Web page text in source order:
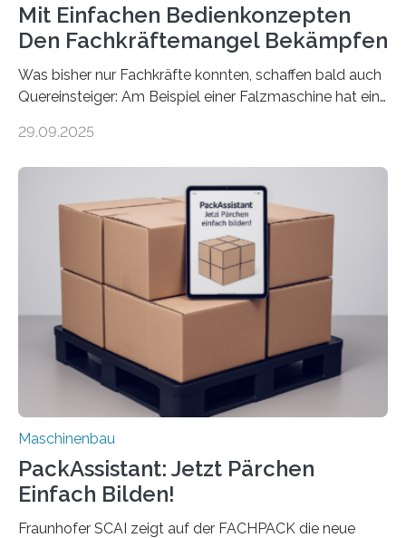
Mit Einfachen Bedienkonzepten
Den Fachkräftemangel Bekämpfen
Was bisher nur Fachkräfte konnten, schaffen bald auch
Quereinsteiger: Am Beispiel einer Falzmaschine hat ein
Mensch-Maschine-Schnittstelle so sehr vereinfacht,
Die zugrunde liegende Methodik lässt sich auf alle
anderen Maschinen übertragen. Eine Falzmaschine
umzurüsten ist ein Job für echte Profis. Eine solche
Maschine faltet in Druckereien Broschüren, Prospekte,
Landkarten und vieles mehr – mehrere Zehntausend
Exemplare pro Stunde. Je nach Maschinentyp und
Auftrag kann das Umrüsten…
29.09.2025
Maschinenbau
PackAssistant: Jetzt Pärchen
Einfach Bilden!
Fraunhofer SCAI zeigt auf der FACHPACK die neue